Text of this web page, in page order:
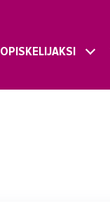
OPISKELIJAKSI